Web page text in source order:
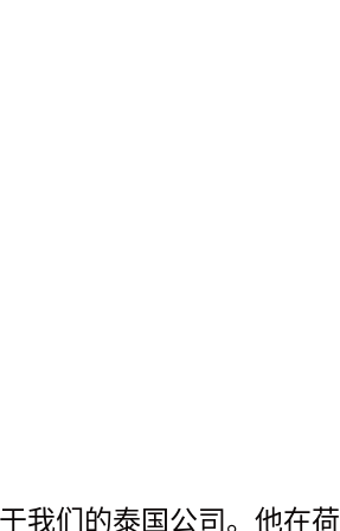
我们的泰国公司。他在荷